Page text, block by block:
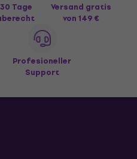
Tage
Versand gratis
von 149 €
Profesioneller
Support